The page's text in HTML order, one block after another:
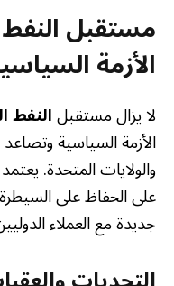
مستقبل
الأزمة
لا يزال مستقبلالنفط
الأزمة السياسية
والولايات المتحدة.
جديدة مع العملاء